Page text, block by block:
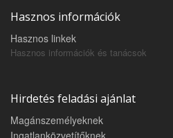
Hasznos információk
Hasznos linkek
Hasznos információk és tanácsok
Hirdetés feladási ajánlat
Magánszemélyeknek
Ingatlanközvetítőknek